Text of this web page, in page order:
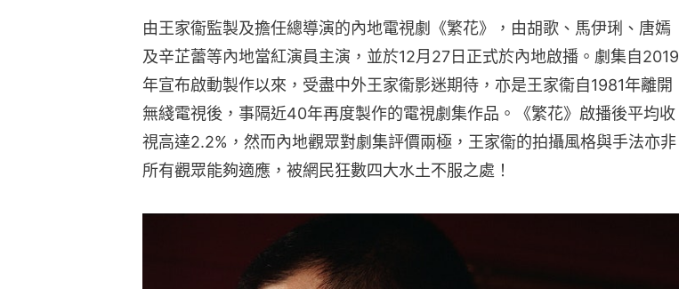
由王家衞監製及擔任總導演的內地電視劇《繁花》，由胡歌、馬伊琍、唐嫣
及辛芷蕾等內地當紅演員主演，並於12月27日正式於內地啟播。劇集自2019
年宣布啟動製作以來，受盡中外王家衞影迷期待，亦是王家衞自1981年離開
無綫電視後，事隔近40年再度製作的電視劇集作品。《繁花》啟播後平均收
視高達2.2%，然而內地觀眾對劇集評價兩極，王家衞的拍攝風格與手法亦非
所有觀眾能夠適應，被網民狂數四大水土不服之處！